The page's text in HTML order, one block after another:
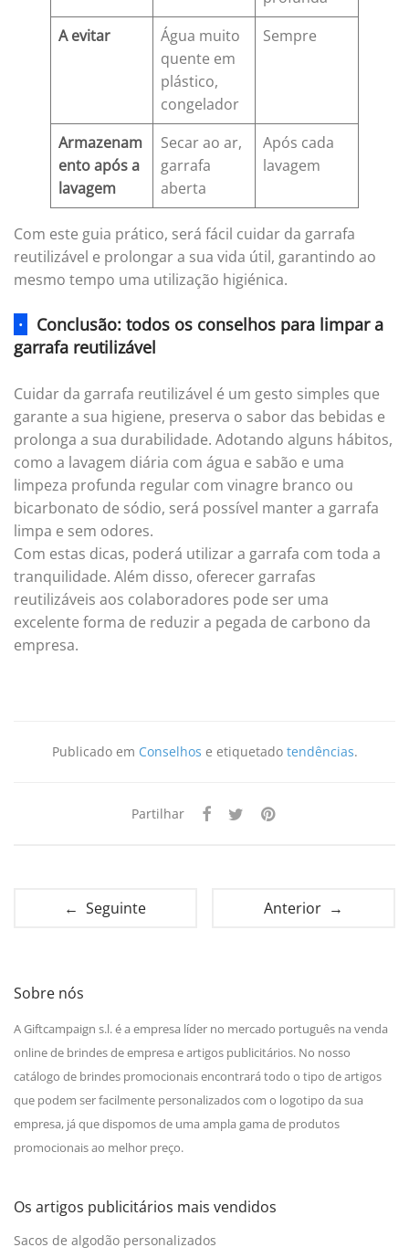
A evitar
Água muito
quente em
plástico,
congelador
Sempre
Armazenam
ento após a
lavagem
Secar ao ar,
garrafa
aberta
Após cada
lavagem
Com este guia prático, será fácil cuidar da garrafa
reutilizável e prolongar a sua vida útil, garantindo ao
mesmo tempo uma utilização higiénica.
·
Conclusão: todos os conselhos para limpar a
garrafa reutilizável
Cuidar da garrafa reutilizável é um gesto simples que
garante a sua higiene, preserva o sabor das bebidas e
prolonga a sua durabilidade. Adotando alguns hábitos,
como a lavagem diária com água e sabão e uma
limpeza profunda regular com vinagre branco ou
bicarbonato de sódio, será possível manter a garrafa
limpa e sem odores.
Com estas dicas, poderá utilizar a garrafa com toda a
tranquilidade. Além disso, oferecer garrafas
reutilizáveis aos colaboradores pode ser uma
excelente forma de reduzir a pegada de carbono da
empresa.
Publicado em Conselhos e etiquetado tendências.
Partilhar
← Seguinte Anterior →
Sobre nós
A Giftcampaign s.l. é a empresa líder no mercado português na venda
online de brindes de empresa e artigos publicitários. No nosso
catálogo de brindes promocionais encontrará todo o tipo de artigos
que podem ser facilmente personalizados com o logotipo da sua
empresa, já que dispomos de uma ampla gama de produtos
promocionais ao melhor preço.
Os artigos publicitários mais vendidos
Sacos de algodão personalizados